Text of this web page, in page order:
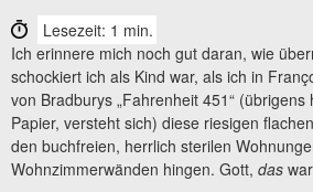
Lesezeit: 1 min.
Ich erinnere mich noch gut daran, wie
schockiert ich als Kind war, als ich in
von Bradburys „Fahrenheit 451“ (übrigens
Papier, versteht sich) diese riesigen
den buchfreien, herrlich sterilen
Wohnzimmerwänden hingen. Gott, das